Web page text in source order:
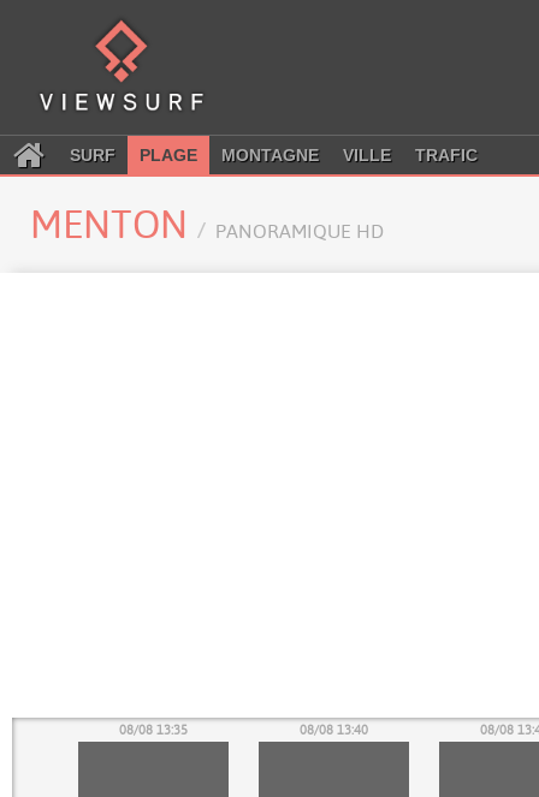
SURF PLAGE MONTAGNE VILLE TRAFIC
MENTON PANORAMIQUE HD
08/08 13:35 08/08 13:40 08/08